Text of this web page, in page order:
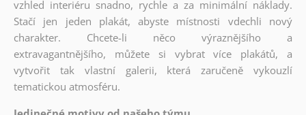
vzhled interiéru snadno, rychle a za minimální náklady.
Stačí jen jeden plakát, abyste místnosti vdechli nový
charakter. Chcete-li něco výraznějšího a
extravagantnějšího, můžete si vybrat více plakátů, a
vytvořit tak vlastní galerii, která zaručeně vykouzlí
tematickou atmosféru.